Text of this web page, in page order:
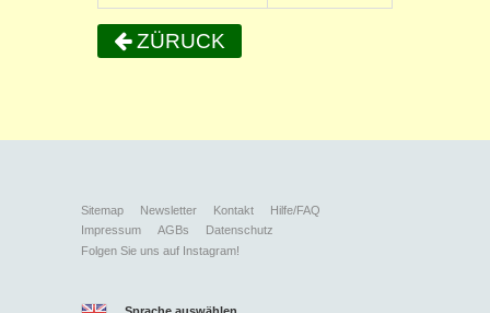
ZÜRUCK
Sitemap Newsletter Kontakt
Hilfe/FAQ
Impressum
AGBs
Datenschutz
Folgen Sie uns auf Instagram!